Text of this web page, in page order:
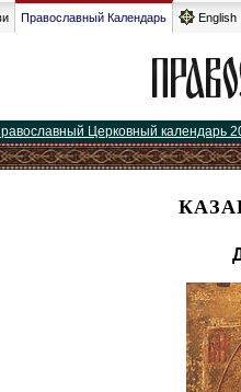
Православный Календарь English
Церковный календарь